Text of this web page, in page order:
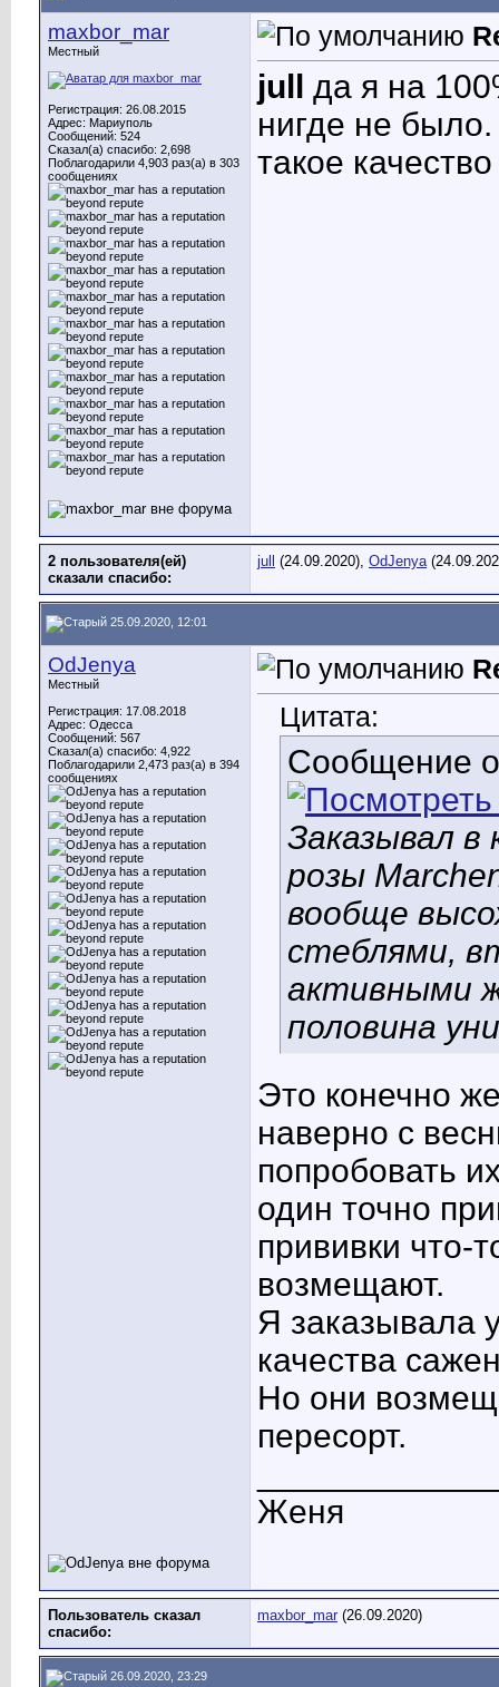
maxbor_mar
Местный
Регистрация: 26.08.2015
Адрес: Мариуполь
Сообщений: 524
Сказал(а) спасибо: 2,698
Поблагодарили 4,903 раз(а) в 303
сообщениях
jull
да я на
нигде не
такое
2 пользователя(ей)
сказали cпасибо:
jull (24.09.2020), OdJenya
25.09.2020, 12:01
OdJenya
Местный
Регистрация: 17.08.2018
Адрес: Одесса
Сообщений: 567
Сказал(а) спасибо: 4,922
Поблагодарили 2,473 раз(а) в 394
сообщениях
Цитата:
Сообщение
Заказывал
розы
вообще
стеблями,
активными
половина
Это конечно
наверно с
попробовать
один точно
прививки что-
возмещают.
Я заказывала
качества
Но они
пересорт.
Женя
Пользователь сказал
cпасибо:
maxbor_mar (26.09.2020)
26.09.2020, 23:29